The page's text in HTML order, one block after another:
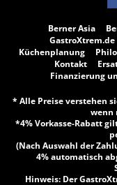
Berner Asia
Küchenplanung
Kontakt
Finanzierung
* Alle Preise verstehen
wenn
*4% Vorkasse-Rabatt
(Nach Auswahl der
4% automatisch
Hinweis: Der